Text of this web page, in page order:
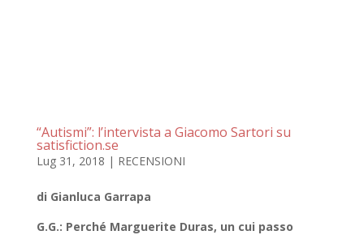
“Autismi”: l’intervista a Giacomo Sartori su
satisfiction.se
Lug 31, 2018 | RECENSIONI
di Gianluca Garrapa
G.G.: Perché Marguerite Duras, un cui passo